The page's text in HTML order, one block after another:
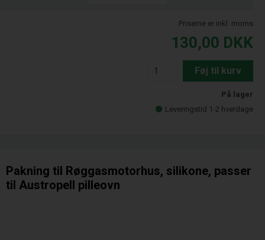
Priserne er inkl. moms
130,00 DKK
Føj til kurv
På lager
Leveringstid 1-2 hverdage
Pakning til Røggasmotorhus, silikone, passer
til Austropell pilleovn